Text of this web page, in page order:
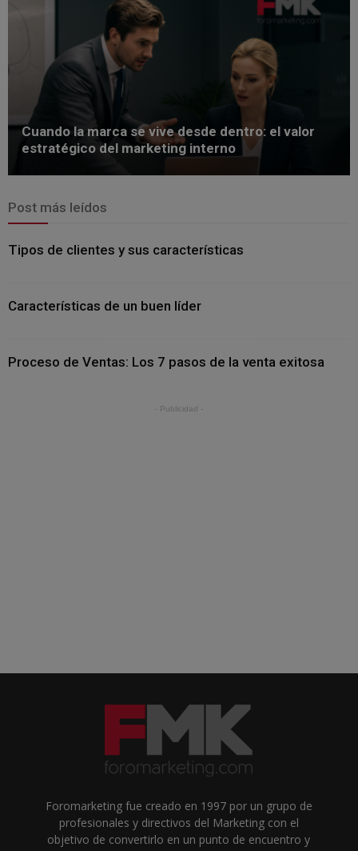
Cuando la marca se vive desde dentro: el valor
estratégico del marketing interno
Post más leídos
Tipos de clientes y sus características
Características de un buen líder
Proceso de Ventas: Los 7 pasos de la venta exitosa
- Publicidad -
Foromarketing fue creado en 1997 por un grupo de
profesionales y directivos del Marketing con el
objetivo de convertirlo en un punto de encuentro y